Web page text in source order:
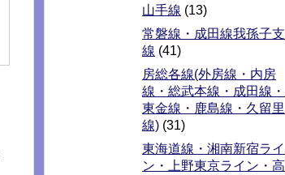
山手線 (13)
常磐線・成田線我孫子支
線 (41)
房総各線(外房線・内房
線・総武本線・成田線・
東金線・鹿島線・久留里
線) (31)
東海道線・湘南新宿ライ
ン・上野東京ライン・高